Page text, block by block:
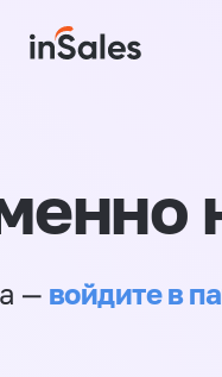
— войдите в